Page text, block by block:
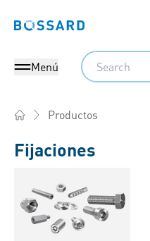
Bossard homepage
Menú
Search
Productos
Productos
Fijaciones